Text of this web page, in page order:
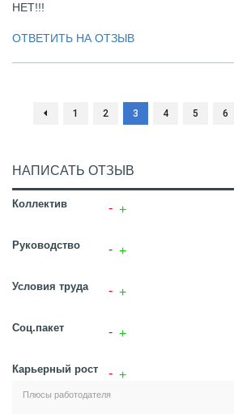
НЕТ!!!
ОТВЕТИТЬ НА ОТЗЫВ
1 2 3 4 5 6
НАПИСАТЬ ОТЗЫВ
Коллектив
Руководство
Условия труда
Соц.пакет
Карьерный рост